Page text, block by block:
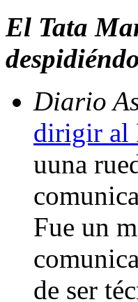
El Tata
Diario
dirigir al
uuna
Fue un
de ser